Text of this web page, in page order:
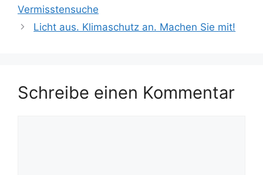
Vermisstensuche
Licht aus. Klimaschutz an. Machen Sie mit!
Schreibe einen Kommentar